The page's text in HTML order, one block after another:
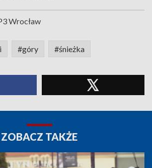
Wrocław
#góry #śnieżka
ZOBACZ TAKŻE